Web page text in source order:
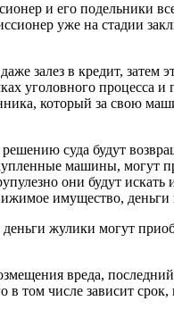
и его
уже на стадии
залез в кредит,
уголовного
который за свою
суда будут
машины,
они будут
имущество, деньги
жулики могут
вреда,
том числе зависит